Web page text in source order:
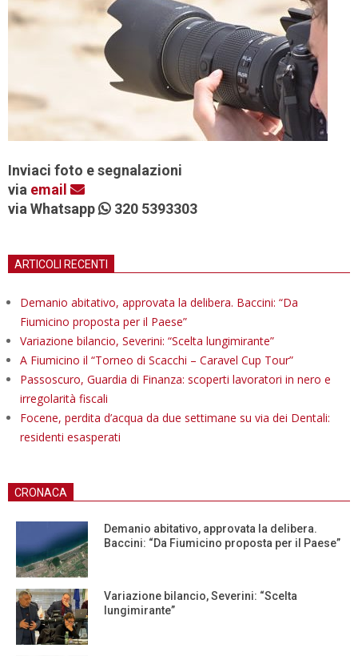
Inviaci foto e segnalazioni
via email
via Whatsapp
320 5393303
ARTICOLI RECENTI
Demanio abitativo, approvata la delibera. Baccini: “Da
Fiumicino proposta per il Paese”
Variazione bilancio, Severini: “Scelta lungimirante”
A Fiumicino il “Torneo di Scacchi – Caravel Cup Tour”
Passoscuro, Guardia di Finanza: scoperti lavoratori in nero e
irregolarità fiscali
Focene, perdita d’acqua da due settimane su via dei Dentali:
residenti esasperati
CRONACA
Demanio abitativo, approvata la delibera.
Baccini: “Da Fiumicino proposta per il Paese”
Variazione bilancio, Severini: “Scelta
lungimirante”